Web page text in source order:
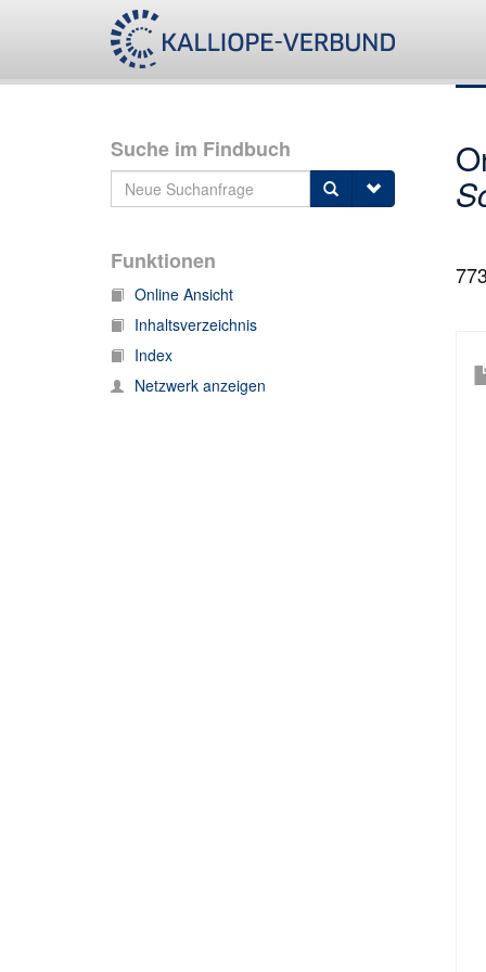
Suche im Findbuch
Funktionen
Online Ansicht
Inhaltsverzeichnis
Index
Netzwerk anzeigen